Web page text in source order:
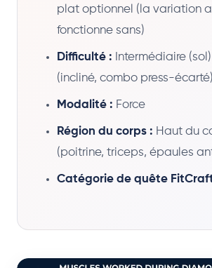
plat optionnel (la variation
fonctionne sans)
Difficulté : Intermédiaire
(incliné, combo press-écarté)
Modalité : Force
Région du corps : Haut du
(poitrine, triceps, épaules
Catégorie de quête